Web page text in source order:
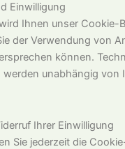
Einwilligung
Ihnen unser Cookie-
der Verwendung von
können.
unabhängig von
Ihrer Einwilligung
Sie jederzeit die